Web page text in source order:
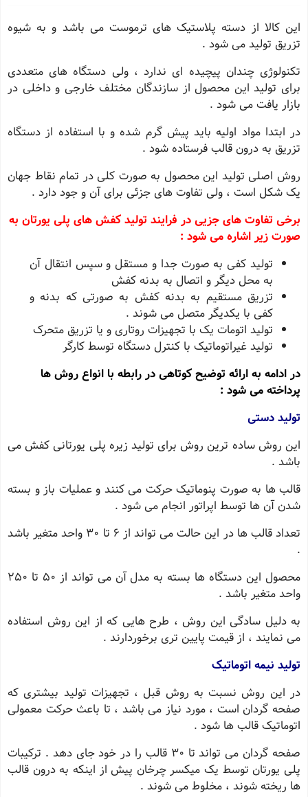
این کالا از دسته پلاستیک های ترموست می باشد و به شیوه
تزریق تولید می شود .
تکنولوژی چندان پیچیده ای ندارد ، ولی دستگاه های متعددی
برای تولید این محصول از سازندگان مختلف خارجی و داخلی در
بازار یافت می شود .
در ابتدا مواد اولیه باید پیش گرم شده و با استفاده از دستگاه
تزریق به درون قالب فرستاده شود .
روش اصلی تولید این محصول به صورت کلی در تمام نقاط جهان
یک شکل است ، ولی تفاوت های جزئی برای آن و جود دارد .
برخی تفاوت های جزیی در فرایند تولید کفش های پلی یورتان به
صورت زیر اشاره می شود :
تولید کفی به صورت جدا و مستقل و سپس انتقال آن
به محل دیگر و اتصال به بدنه کفش
تزریق مستقیم به بدنه کفش به صورتی که بدنه و
کفی با یکدیگر متصل می شوند .
تولید اتومات یک با تجهیزات روتاری و یا تزریق متحرک
تولید غیراتوماتیک با کنترل دستگاه توسط کارگر
در ادامه به ارائه توضیح کوتاهی در رابطه با انواع روش ها
پرداخته می شود :
تولید دستی
این روش ساده ترین روش برای تولید زیره پلی یورتانی کفش می
باشد .
قالب ها به صورت پنوماتیک حرکت می کنند و عملیات باز و بسته
شدن آن ها توسط اپراتور انجام می شود .
تعداد قالب ها در این حالت می تواند از ۶ تا ٣٠ واحد متغیر باشد
.
محصول این دستگاه ها بسته به مدل آن می تواند از ۵٠ تا ٢۵٠
واحد متغیر باشد .
به دلیل سادگی این روش ، طرح هایی که از این روش استفاده
می نمایند ، از قیمت پایین تری برخوردارند .
تولید نیمه اتوماتیک
در این روش نسبت به روش قبل ، تجهیزات تولید بیشتری که
صفحه گردان است ، مورد نیاز می باشد ، تا باعث حرکت معمولی
اتوماتیک قالب ها شود .
صفحه گردان می تواند تا ٣٠ قالب را در خود جای دهد . ترکیبات
پلی یورتان توسط یک میکسر چرخان پیش از اینکه به درون قالب
ها ریخته شوند ، مخلوط می شوند .